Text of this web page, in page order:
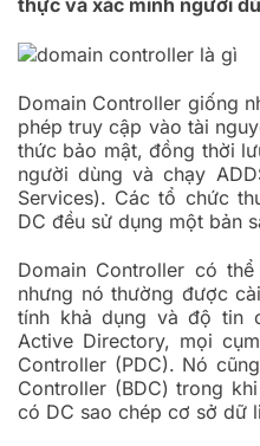
Domain Controller giống
phép truy cập vào tài
thức bảo mật, đồng thời
người dùng và chạy
Services). Các tổ chức
DC đều sử dụng một bản
Domain Controller có
nhưng nó thường được
tính khả dụng và độ tin
Active Directory, mọi
Controller (PDC). Nó
Controller (BDC) trong
có DC sao chép cơ sở dữ